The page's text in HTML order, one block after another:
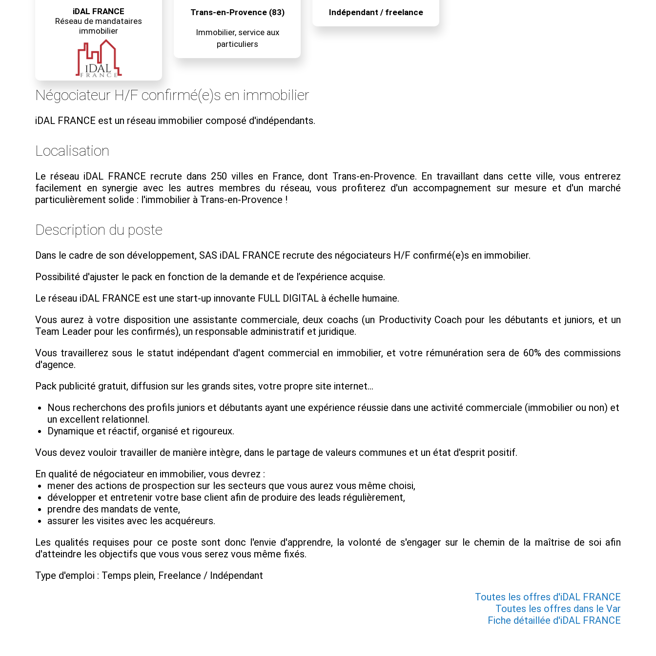
iDAL FRANCE
Réseau de mandataires
immobilier
Trans-en-Provence (83)
Immobilier, service aux
particuliers
Indépendant / freelance
Négociateur H/F confirmé(e)s en immobilier
iDAL FRANCE est un réseau immobilier composé d'indépendants.
Localisation
Le réseau iDAL FRANCE recrute dans 250 villes en France, dont Trans-en-Provence. En travaillant dans cette ville, vous entrerez
facilement en synergie avec les autres membres du réseau, vous profiterez d'un accompagnement sur mesure et d'un marché
particulièrement solide : l'immobilier à Trans-en-Provence !
Description du poste
Dans le cadre de son développement, SAS iDAL FRANCE recrute des négociateurs H/F confirmé(e)s en immobilier.
Possibilité d'ajuster le pack en fonction de la demande et de l’expérience acquise.
Le réseau iDAL FRANCE est une start-up innovante FULL DIGITAL à échelle humaine.
Vous aurez à votre disposition une assistante commerciale, deux coachs (un Productivity Coach pour les débutants et juniors, et un
Team Leader pour les confirmés), un responsable administratif et juridique.
Vous travaillerez sous le statut indépendant d'agent commercial en immobilier, et votre rémunération sera de 60% des commissions
d'agence.
Pack publicité gratuit, diffusion sur les grands sites, votre propre site internet...
Nous recherchons des profils juniors et débutants ayant une expérience réussie dans une activité commerciale (immobilier ou non) et
un excellent relationnel.
Dynamique et réactif, organisé et rigoureux.
Vous devez vouloir travailler de manière intègre, dans le partage de valeurs communes et un état d'esprit positif.
En qualité de négociateur en immobilier, vous devrez :
mener des actions de prospection sur les secteurs que vous aurez vous même choisi,
développer et entretenir votre base client afin de produire des leads régulièrement,
prendre des mandats de vente,
assurer les visites avec les acquéreurs.
Les qualités requises pour ce poste sont donc l'envie d'apprendre, la volonté de s'engager sur le chemin de la maîtrise de soi afin
d'atteindre les objectifs que vous vous serez vous même fixés.
Type d'emploi : Temps plein, Freelance / Indépendant
Toutes les offres d'iDAL FRANCE
Toutes les offres dans le Var
Fiche détaillée d'iDAL FRANCE